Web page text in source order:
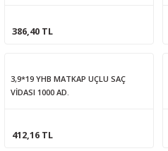
386,40 TL
3,9*19 YHB MATKAP UÇLU SAÇ
VİDASI 1000 AD.
412,16 TL